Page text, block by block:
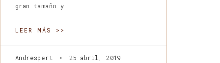
gran tamaño y
LEER MÁS >>
Andrespert 25 abril, 2019